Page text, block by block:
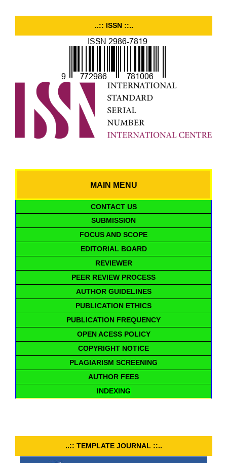
..:: ISSN ::..
MAIN MENU
CONTACT US
SUBMISSION
FOCUS AND SCOPE
EDITORIAL BOARD
REVIEWER
PEER REVIEW PROCESS
AUTHOR GUIDELINES
PUBLICATION ETHICS
PUBLICATION FREQUENCY
OPEN ACESS POLICY
COPYRIGHT NOTICE
PLAGIARISM SCREENING
AUTHOR FEES
INDEXING
..:: TEMPLATE JOURNAL ::..